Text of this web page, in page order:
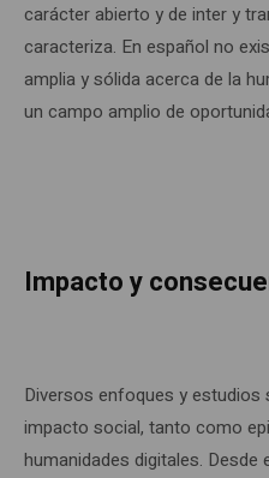
carácter abierto y de inter y
caracteriza. En español no
amplia y sólida acerca de la
un campo amplio de
Impacto y
Diversos enfoques y estudios
impacto social, tanto como
humanidades digitales.